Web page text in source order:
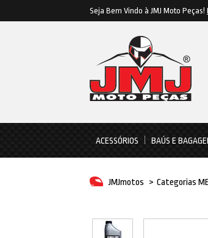
Seja Bem Vindo à JMJ Moto Peças!
ACESSÓRIOS BAÚS E
JMJmotos > Categorias